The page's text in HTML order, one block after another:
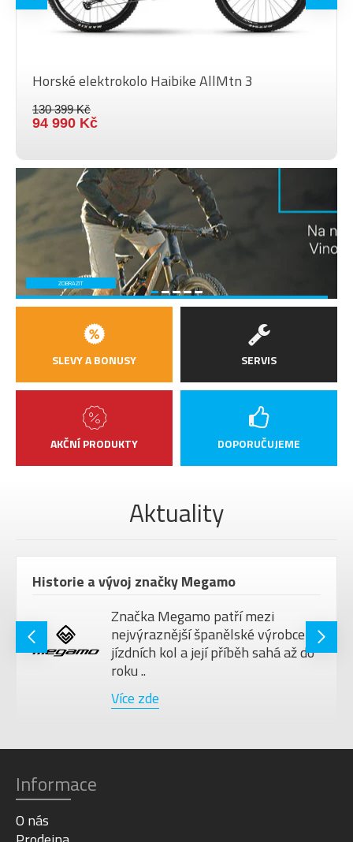
VELIKOST KOL 28"
Horské elektrokolo Haibike AllMtn 3
130 399 Kč
94 990 Kč
SLEVY A BONUSY
AKČNÍ PRODUKTY
SERVIS
DOPORUČUJEME
Aktuality
Historie a vývoj značky Megamo
Značka Megamo patří mezi
nejvýraznější španělské výrobce
jízdních kol a její příběh sahá až do
roku ..
Více zde
Informace
O nás